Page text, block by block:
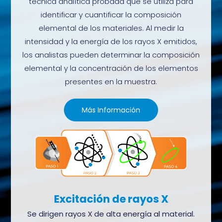
identificar y cuantificar la composición
elemental de los materiales. Al medir la
intensidad y la energía de los rayos X emitidos,
los analistas pueden determinar la composición
elemental y la concentración de los elementos
presentes en la muestra.
Más Información
Excitación de rayos X
Se dirigen rayos X de alta energía al material.